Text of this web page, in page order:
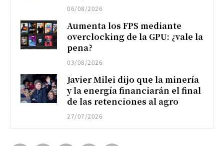
06/08/2026
Aumenta los FPS mediante
overclocking de la GPU: ¿vale la
pena?
03/08/2026
Javier Milei dijo que la minería
y la energía financiarán el final
de las retenciones al agro
27/07/2026